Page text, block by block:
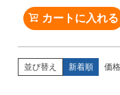
カートに入れる
並び替え 新着順 価